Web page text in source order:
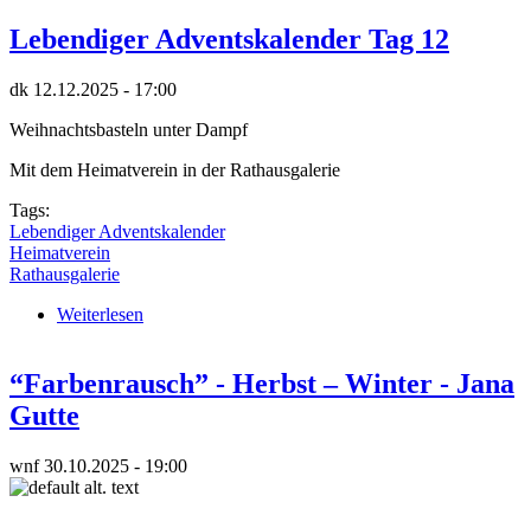
Lebendiger Adventskalender Tag 12
dk 12.12.2025 - 17:00
Weihnachtsbasteln unter Dampf
Mit dem Heimatverein in der Rathausgalerie
Tags:
Lebendiger Adventskalender
Heimatverein
Rathausgalerie
Weiterlesen
“Farbenrausch” - Herbst – Winter - Jana
Gutte
wnf30.10.2025 - 19:00